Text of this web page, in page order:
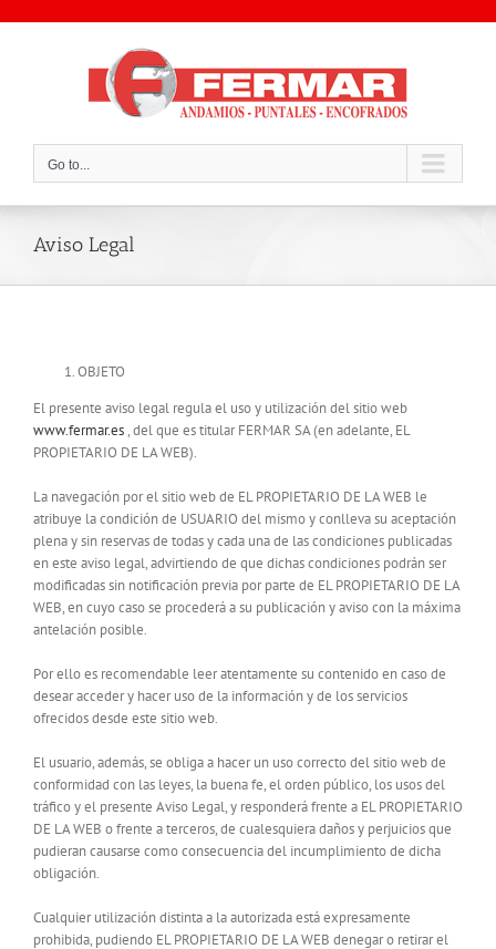
Go to...
Aviso Legal
OBJETO
El presente aviso legal regula el uso y utilización del sitio web
www.fermar.es, del que es titular FERMAR SA (en adelante, EL
PROPIETARIO DE LA WEB).
La navegación por el sitio web de EL PROPIETARIO DE LA WEB le
atribuye la condición de USUARIO del mismo y conlleva su aceptación
plena y sin reservas de todas y cada una de las condiciones publicadas
en este aviso legal, advirtiendo de que dichas condiciones podrán ser
modificadas sin notificación previa por parte de EL PROPIETARIO DE LA
WEB, en cuyo caso se procederá a su publicación y aviso con la máxima
antelación posible.
Por ello es recomendable leer atentamente su contenido en caso de
desear acceder y hacer uso de la información y de los servicios
ofrecidos desde este sitio web.
El usuario, además, se obliga a hacer un uso correcto del sitio web de
conformidad con las leyes, la buena fe, el orden público, los usos del
tráfico y el presente Aviso Legal, y responderá frente a EL PROPIETARIO
DE LA WEB o frente a terceros, de cualesquiera daños y perjuicios que
pudieran causarse como consecuencia del incumplimiento de dicha
obligación.
Cualquier utilización distinta a la autorizada está expresamente
prohibida, pudiendo EL PROPIETARIO DE LA WEB denegar o retirar el